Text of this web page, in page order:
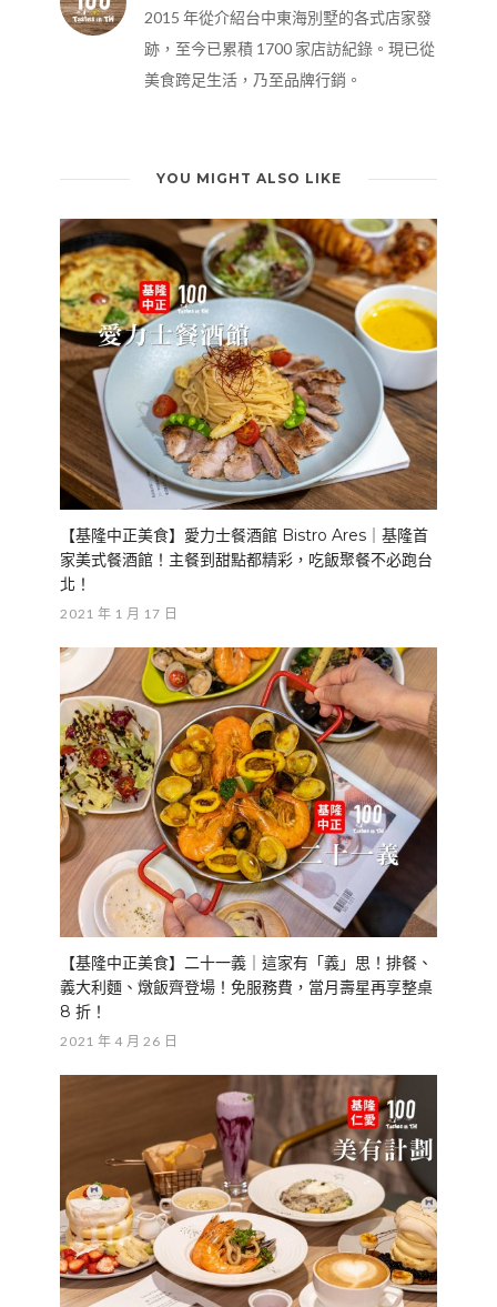
2015 年從介紹台中東海別墅的各式店家發
跡，至今已累積 1700 家店訪紀錄。現已從
美食跨足生活，乃至品牌行銷。
YOU MIGHT ALSO LIKE
【基隆中正美食】愛力士餐酒館 Bistro Ares｜基隆首
家美式餐酒館！主餐到甜點都精彩，吃飯聚餐不必跑台
北！
2021 年 1 月 17 日
【基隆中正美食】二十一義｜這家有「義」思！排餐、
義大利麵、燉飯齊登場！免服務費，當月壽星再享整桌
8 折！
2021 年 4 月 26 日